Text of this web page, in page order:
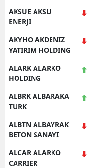
AKSUE AKSU
ENERJI
AKYHO AKDENIZ
YATIRIM HOLDING
ALARK ALARKO
HOLDING
ALBRK ALBARAKA
TURK
ALBTN ALBAYRAK
BETON SANAYI
ALCAR ALARKO
CARRIER